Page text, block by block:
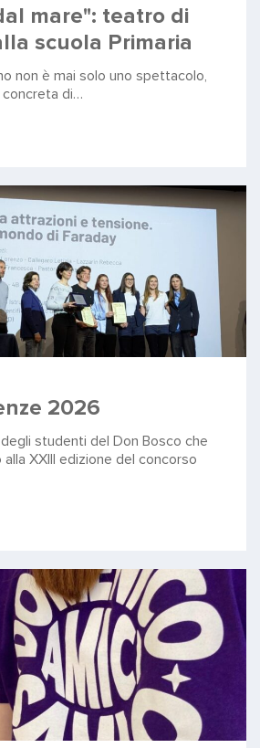
mare": teatro di
scuola Primaria
non è mai solo uno spettacolo,
di…
2026
studenti del Don Bosco che
XXIII edizione del concorso